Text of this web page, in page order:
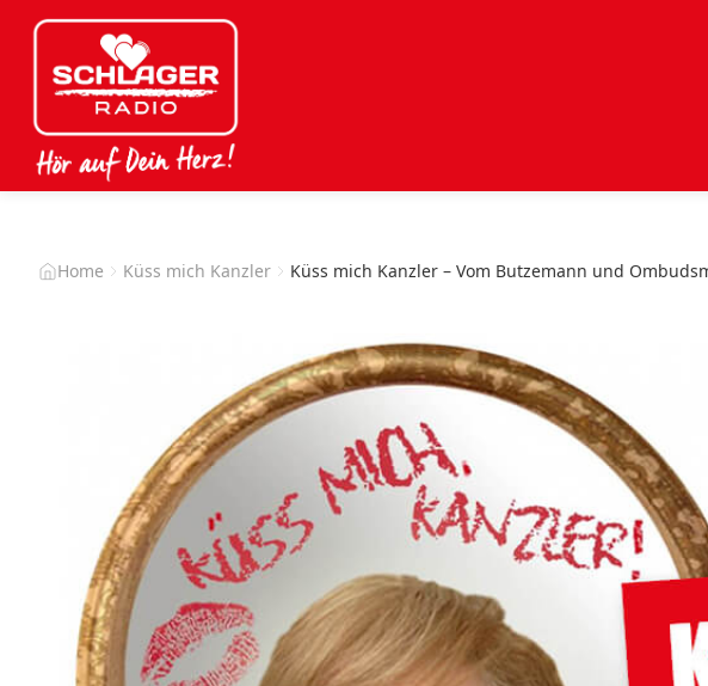
Home Küss mich Kanzler Küss mich Kanzler – Vom Butzemann und